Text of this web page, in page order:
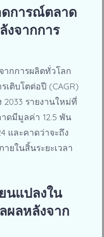
การณ์ตลาด
งจากการ
ากการผลิตทั่วโลก
เติบโตต่อปี (CAGR)
2033 รายงานใหม่ที่
ดมีมูลค่า 12.5 พัน
และคาดว่าจะถึง
ยในสิ้นระยะเวลา
นแปลงใน
ผลหลังจาก